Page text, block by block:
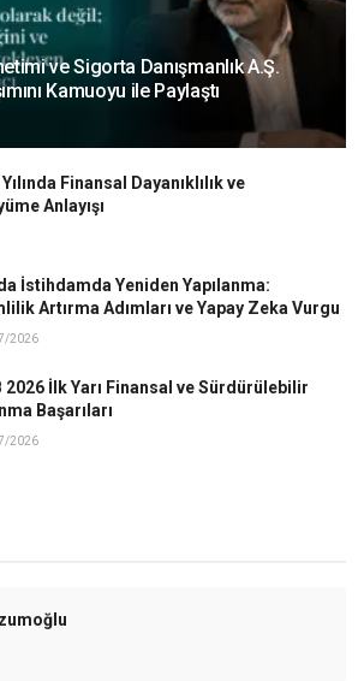
ve Sigorta Danışmanlık A.Ş.
Kamuoyu ile Paylaştı
Finansal Dayanıklılık ve
Anlayışı
İstihdamda Yeniden Yapılanma:
Artırma Adımları ve Yapay Zeka Vurgu
2026
2026 İlk Yarı Finansal ve Sürdürülebilir
Başarıları
2026